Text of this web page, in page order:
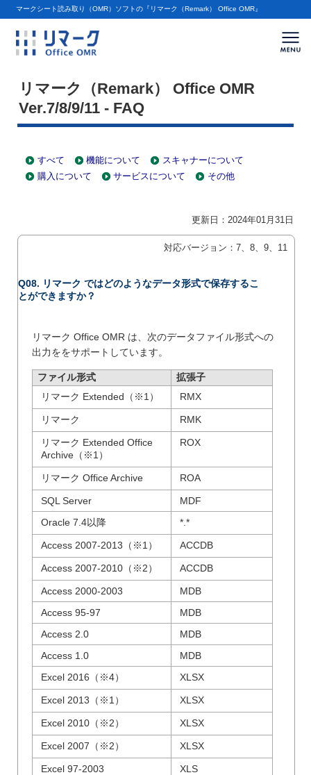
マークシート読み取り（OMR）ソフトの『リマーク（Remark） Office OMR』
ハンモック ホーム»リマーク（Remark） Office OMR»FAQ»機能について
リマーク（Remark） Office OMR
Ver.7/8/9/11 - FAQ
すべて 機能について
スキャナーについて
購入について
サービスについて その他
更新日：2024年01月31日
対応バージョン：7、8、9、11
Q08. リマーク ではどのようなデータ形式で保存するこ
とができますか？
リマーク Office OMR は、次のデータファイル形式への
出力ををサポートしています。
ファイル形式
拡張子
リマーク Extended（※1）
RMX
リマーク RMK
リマーク Extended Office
Archive（※1）
ROX
リマーク Office Archive ROA
SQL Server
MDF
Oracle 7.4以降
*.*
Access 2007-2013（※1） ACCDB
Access 2007-2010（※2） ACCDB
Access 2000-2003
MDB
Access 95-97
MDB
Access 2.0
MDB
Access 1.0
MDB
Excel 2016（※4）
XLSX
Excel 2013（※1） XLSX
Excel 2010（※2） XLSX
Excel 2007（※2） XLSX
Excel 97-2003
XLS